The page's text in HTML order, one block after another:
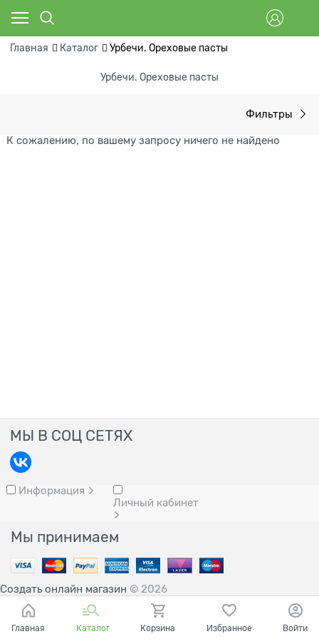
Главная Каталог Урбечи. Ореховые пасты
Урбечи. Ореховые пасты
Фильтры
К сожалению, по вашему запросу ничего не найдено
МЫ В СОЦ СЕТЯХ
Информация
Личный кабинет
Мы принимаем
Создать онлайн магазин © 2026
Главная Каталог Корзина Избранное Войти